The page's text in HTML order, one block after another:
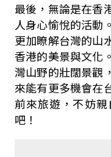
最後，無論是在香
人身心愉悅的活動
更加瞭解台灣的山
香港的美景與文化
灣山野的壯闊景觀
來能有更多機會在
前來旅遊，不妨
吧！